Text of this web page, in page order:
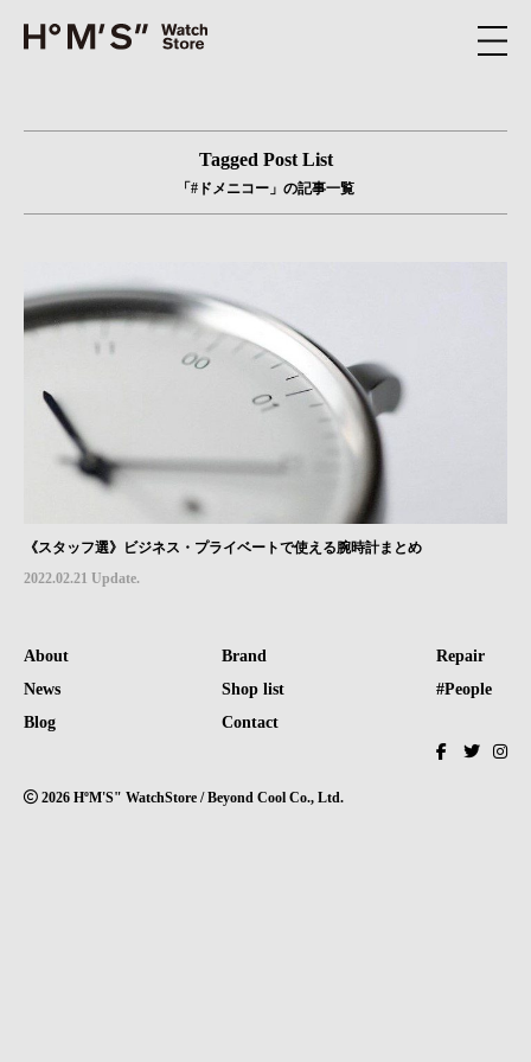
Tagged Post List
「#ドメニコー」の記事一覧
《スタッフ選》ビジネス・プライベートで使える腕時計まとめ
2022.02.21 Update.
About
News
Blog
Brand
Shop list
Contact
Repair
#People
2026 HºM'S" WatchStore / Beyond Cool Co., Ltd.